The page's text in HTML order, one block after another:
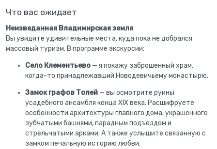
Что вас ожидает
Неизведанная Владимирская земля
Вы увидите удивительные места, куда пока не добрался
массовый туризм. В программе экскурсии:
Село Клементьево — я покажу заброшенный храм,
когда-то принадлежавший Новодевичьему монастырю.
Замок графов Толей — вы осмотрите руины
усадебного ансамбля конца XIX века. Расшифруете
особенности архитектуры главного дома, украшенного
зубчатыми башнями, парадным подъездом и
стрельчатыми арками. А также услышите связанную с
замком печальную историю любви.